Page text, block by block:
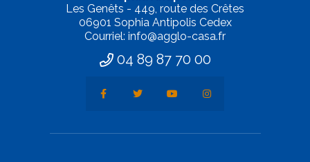
Les Genêts - 449, route des Crêtes
06901 Sophia Antipolis Cedex
Courriel: info@agglo-casa.fr
04 89 87 70 00